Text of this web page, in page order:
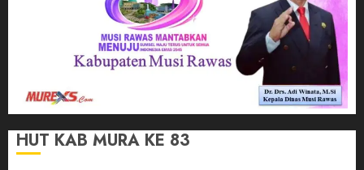
HUT KAB MURA KE 83